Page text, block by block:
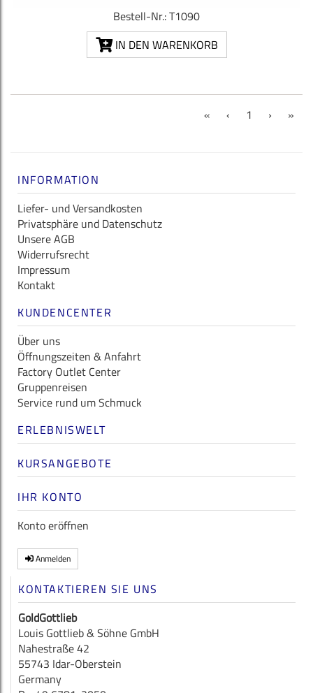
Bestell-Nr.: T1090
IN DEN WARENKORB
« ‹ 1 (current)
› »
INFORMATION
Liefer- und Versandkosten
Privatsphäre und Datenschutz
Unsere AGB
Widerrufsrecht
Impressum
Kontakt
KUNDENCENTER
Über uns
Öffnungszeiten & Anfahrt
Factory Outlet Center
Gruppenreisen
Service rund um Schmuck
ERLEBNISWELT
KURSANGEBOTE
IHR KONTO
Konto eröffnen
Anmelden
KONTAKTIEREN SIE UNS
GoldGottlieb
Louis Gottlieb & Söhne GmbH
Nahestraße 42
55743 Idar-Oberstein
Germany